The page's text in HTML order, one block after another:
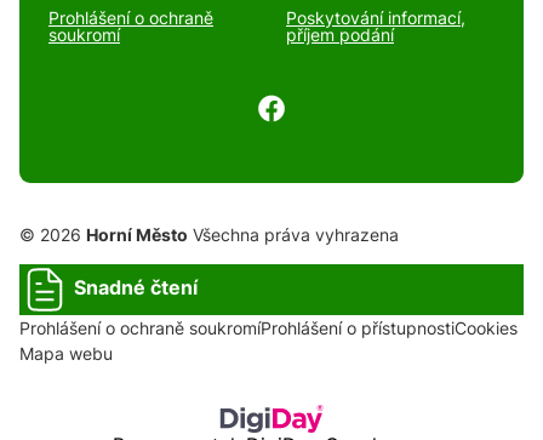
Prohlášení o ochraně
soukromí
Poskytování informací,
příjem podání
© 2026 Horní Město Všechna práva vyhrazena
Snadné čtení
Prohlášení o ochraně soukromíProhlášení o přístupnostiCookies
Mapa webu